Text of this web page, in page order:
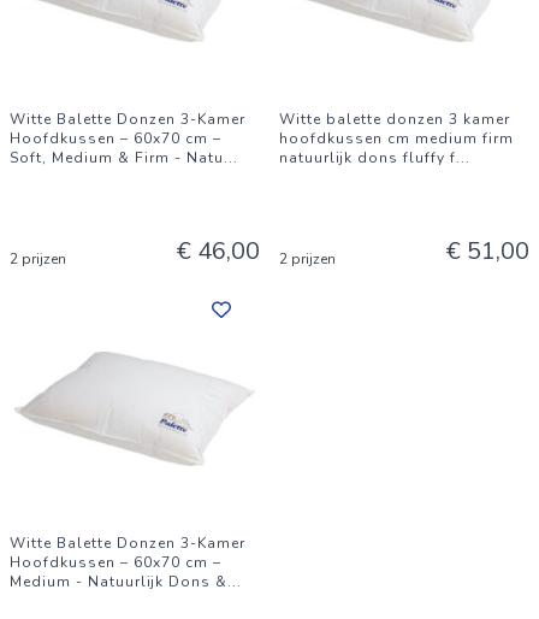
Witte Balette Donzen 3-Kamer
Hoofdkussen – 60x70 cm –
Soft, Medium & Firm - Natu...
2 prijzen € 46,00
Witte balette donzen 3 kamer
hoofdkussen cm medium firm
natuurlijk dons fluffy f...
2 prijzen € 51,00
Witte Balette Donzen 3-Kamer
Hoofdkussen – 60x70 cm –
Medium - Natuurlijk Dons &...